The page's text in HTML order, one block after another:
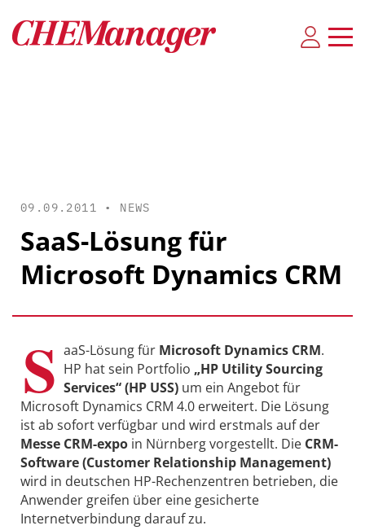
09.09.2011 • NEWS
SaaS-Lösung für
Microsoft Dynamics CRM
S aaS-Lösung für Microsoft Dynamics CRM.
HP hat sein Portfolio „HP Utility Sourcing
Services“ (HP USS) um ein Angebot für
Microsoft Dynamics CRM 4.0 erweitert. Die Lösung
ist ab sofort verfügbar und wird erstmals auf der
Messe CRM-expo in Nürnberg vorgestellt. Die CRM-
Software (Customer Relationship Management)
wird in deutschen HP-Rechenzentren betrieben, die
Anwender greifen über eine gesicherte
Internetverbindung darauf zu.